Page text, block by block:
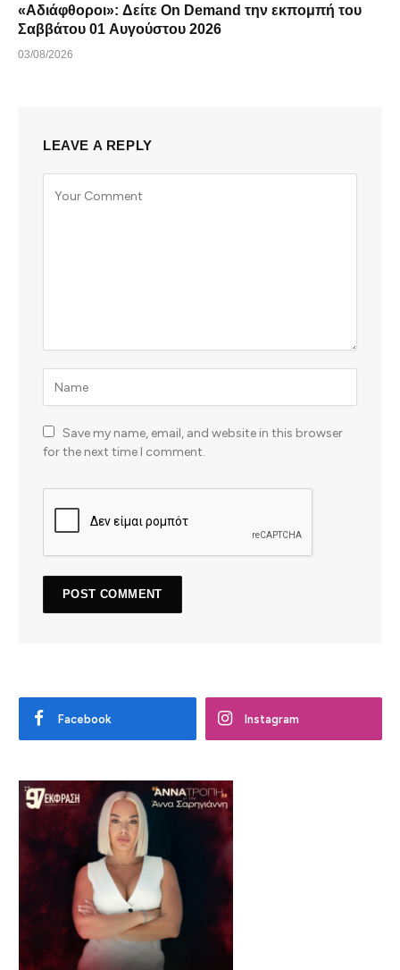
«Αδιάφθοροι»: Δείτε On Demand την εκπομπή του
Σαββάτου 01 Αυγούστου 2026
03/08/2026
LEAVE A REPLY
Save my name, email, and website in this browser
for the next time I comment.
Facebook Instagram